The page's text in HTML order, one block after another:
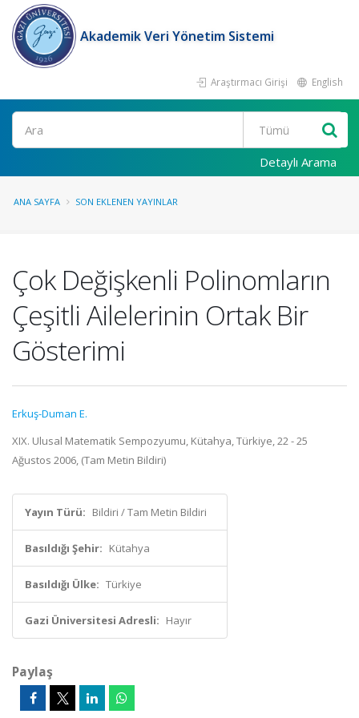
Akademik Veri Yönetim Sistemi
Araştırmacı Girişi English
Ara
Detaylı Arama
ANA SAYFA SON EKLENEN YAYINLAR
Çok Değişkenli Polinomların
Çeşitli Ailelerinin Ortak Bir
Gösterimi
Erkuş-Duman E.
XIX. Ulusal Matematik Sempozyumu, Kütahya, Türkiye, 22 - 25
Ağustos 2006, (Tam Metin Bildiri)
Yayın Türü: Bildiri / Tam Metin Bildiri
Basıldığı Şehir: Kütahya
Basıldığı Ülke: Türkiye
Gazi Üniversitesi Adresli: Hayır
Paylaş